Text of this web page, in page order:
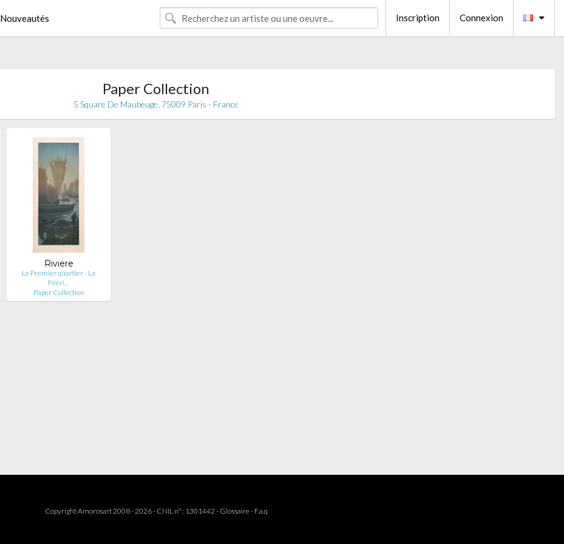
Nouveautés Inscription Connexion
Paper Collection
5 Square De Maubeuge, 75009 Paris - France
Riviere
Le Premier quartier - La
Fééri…
Paper Collection
Copyright Amorosart 2008 - 2026 - CNIL n° : 1301442 - Glossaire- F.a.q